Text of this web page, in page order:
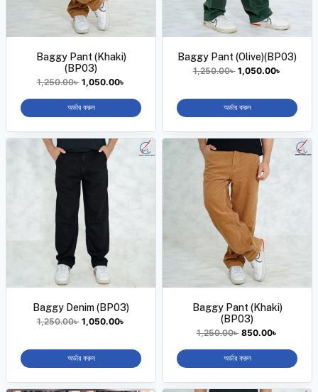
Baggy Pant (Khaki)
(BP03)
1,250.00৳ 1,050.00৳
অর্ডার করুন
Baggy Pant (Olive)(BP03)
1,250.00৳ 1,050.00৳
অর্ডার করুন
Baggy Denim (BP03)
1,250.00৳ 1,050.00৳
অর্ডার করুন
Baggy Pant (Khaki)
(BP03)
1,250.00৳ 850.00৳
অর্ডার করুন